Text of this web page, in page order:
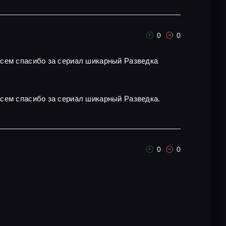
0 0
спасибо за сериал шикарный Разведка
спасибо за сериал шикарный Разведка.
0 0